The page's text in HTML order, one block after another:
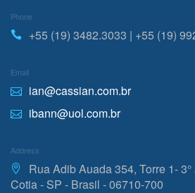
Phone
+55 (19) 3482.3033 | +55 (19)
Email
ian@cassian.com.br
ibann@uol.com.br
Address
Rua Adib Auada 354, Torre 1-
Cotia - SP - Brasil - 06710-700